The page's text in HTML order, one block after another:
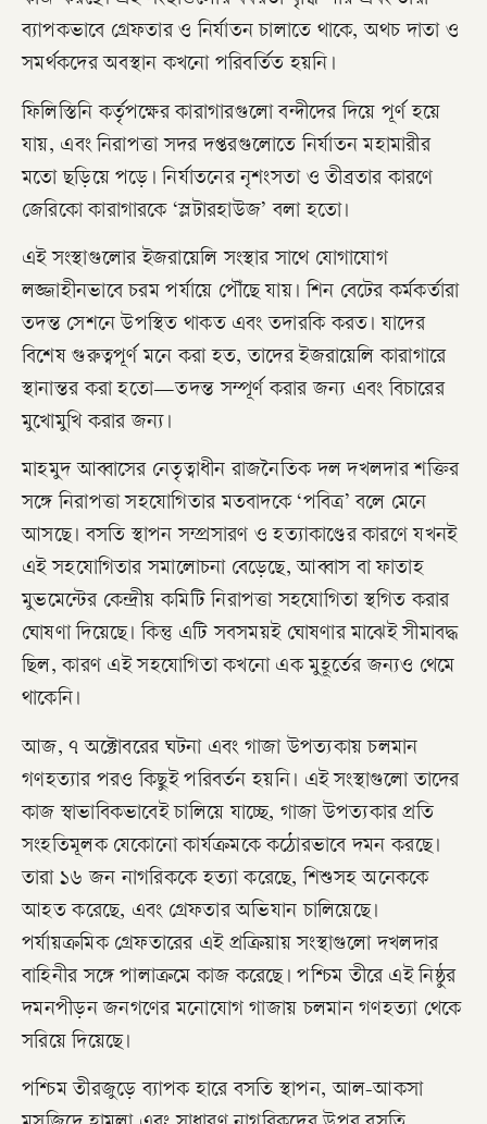
ব্যাপকভাবে গ্রেফতার ও নির্যাতন চালাতে থাকে, অথচ দাতা ও
সমর্থকদের অবস্থান কখনো পরিবর্তিত হয়নি।
ফিলিস্তিনি কর্তৃপক্ষের কারাগারগুলো বন্দীদের দিয়ে পূর্ণ হয়ে
যায়, এবং নিরাপত্তা সদর দপ্তরগুলোতে নির্যাতন মহামারীর
মতো ছড়িয়ে পড়ে। নির্যাতনের নৃশংসতা ও তীব্রতার কারণে
জেরিকো কারাগারকে ‘স্লটারহাউজ’ বলা হতো।
এই সংস্থাগুলোর ইজরায়েলি সংস্থার সাথে যোগাযোগ
লজ্জাহীনভাবে চরম পর্যায়ে পৌঁছে যায়। শিন বেটের কর্মকর্তারা
তদন্ত সেশনে উপস্থিত থাকত এবং তদারকি করত। যাদের
বিশেষ গুরুত্বপূর্ণ মনে করা হত, তাদের ইজরায়েলি কারাগারে
স্থানান্তর করা হতো—তদন্ত সম্পূর্ণ করার জন্য এবং বিচারের
মুখোমুখি করার জন্য।
মাহমুদ আব্বাসের নেতৃত্বাধীন রাজনৈতিক দল দখলদার শক্তির
সঙ্গে নিরাপত্তা সহযোগিতার মতবাদকে ‘পবিত্র’ বলে মেনে
আসছে। বসতি স্থাপন সম্প্রসারণ ও হত্যাকাণ্ডের কারণে যখনই
এই সহযোগিতার সমালোচনা বেড়েছে, আব্বাস বা ফাতাহ
মুভমেন্টের কেন্দ্রীয় কমিটি নিরাপত্তা সহযোগিতা স্থগিত করার
ঘোষণা দিয়েছে। কিন্তু এটি সবসময়ই ঘোষণার মাঝেই সীমাবদ্ধ
ছিল, কারণ এই সহযোগিতা কখনো এক মুহূর্তের জন্যও থেমে
থাকেনি।
আজ, ৭ অক্টোবরের ঘটনা এবং গাজা উপত্যকায় চলমান
গণহত্যার পরও কিছুই পরিবর্তন হয়নি। এই সংস্থাগুলো তাদের
কাজ স্বাভাবিকভাবেই চালিয়ে যাচ্ছে, গাজা উপত্যকার প্রতি
সংহতিমূলক যেকোনো কার্যক্রমকে কঠোরভাবে দমন করছে।
তারা ১৬ জন নাগরিককে হত্যা করেছে, শিশুসহ অনেককে
আহত করেছে, এবং গ্রেফতার অভিযান চালিয়েছে।
পর্যায়ক্রমিক গ্রেফতারের এই প্রক্রিয়ায় সংস্থাগুলো দখলদার
বাহিনীর সঙ্গে পালাক্রমে কাজ করেছে। পশ্চিম তীরে এই নিষ্ঠুর
দমনপীড়ন জনগণের মনোযোগ গাজায় চলমান গণহত্যা থেকে
সরিয়ে দিয়েছে।
পশ্চিম তীরজুড়ে ব্যাপক হারে বসতি স্থাপন, আল-আকসা